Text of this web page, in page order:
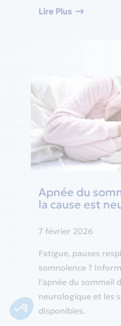
Lire Plus
Apnée du
la cause est
7 février 2026
Fatigue, pauses
somnolence ?
l’apnée du sommeil
neurologique et les
disponibles.